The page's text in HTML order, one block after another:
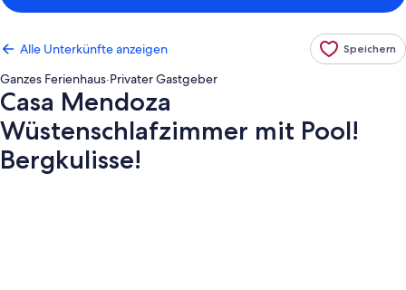
Alle Unterkünfte anzeigen Speichern
Ganzes Ferienhaus·Privater Gastgeber
Casa Mendoza
Wüstenschlafzimmer mit Pool!
Bergkulisse!